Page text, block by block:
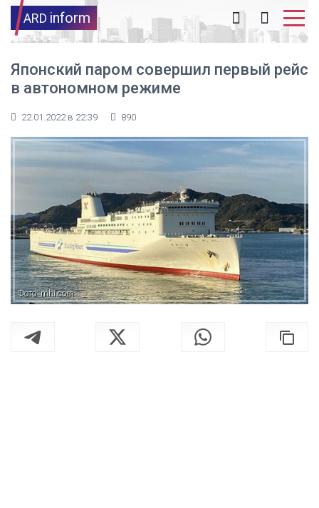
ARD inform
Японский паром совершил первый рейс
в автономном режиме
22.01.2022 в 22:39 890
Фото: mhi.com